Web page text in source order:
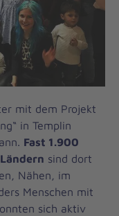
mit dem Projekt
in Templin
Fast 1.900
sind dort
Nähen, im
Menschen mit
sich aktiv